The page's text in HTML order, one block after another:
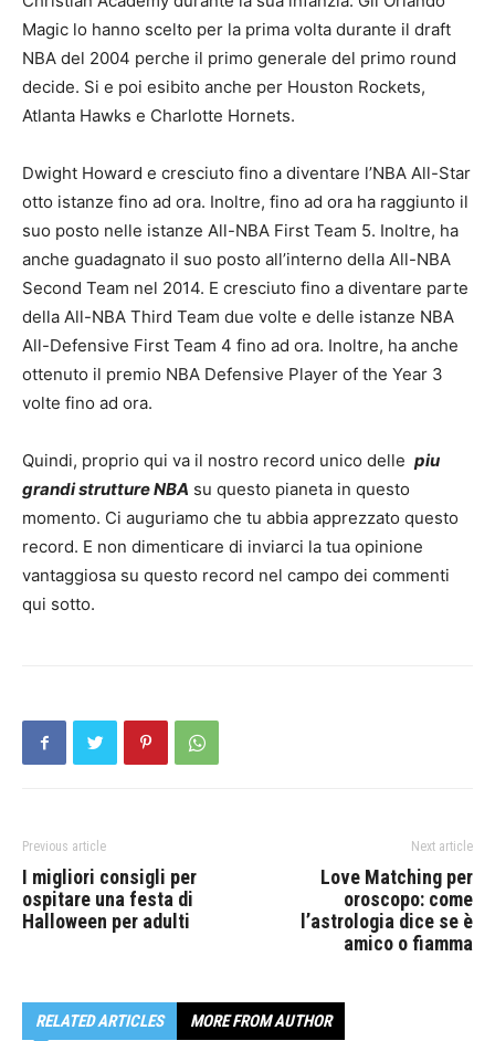
Magic lo hanno scelto per la prima volta durante il draft
NBA del 2004 perche il primo generale del primo round
decide. Si e poi esibito anche per Houston Rockets,
Atlanta Hawks e Charlotte Hornets.
Dwight Howard e cresciuto fino a diventare l’NBA All-Star
otto istanze fino ad ora. Inoltre, fino ad ora ha raggiunto il
suo posto nelle istanze All-NBA First Team 5. Inoltre, ha
anche guadagnato il suo posto all’interno della All-NBA
Second Team nel 2014. E cresciuto fino a diventare parte
della All-NBA Third Team due volte e delle istanze NBA
All-Defensive First Team 4 fino ad ora. Inoltre, ha anche
ottenuto il premio NBA Defensive Player of the Year 3
volte fino ad ora.
Quindi, proprio qui va il nostro record unico delle piu
grandi strutture NBA su questo pianeta in questo
momento. Ci auguriamo che tu abbia apprezzato questo
record. E non dimenticare di inviarci la tua opinione
vantaggiosa su questo record nel campo dei commenti
qui sotto.
Previous article
I migliori consigli per
ospitare una festa di
Halloween per adulti
Next article
Love Matching per
oroscopo: come
l’astrologia dice se è
amico o fiamma
RELATED ARTICLES MORE FROM AUTHOR